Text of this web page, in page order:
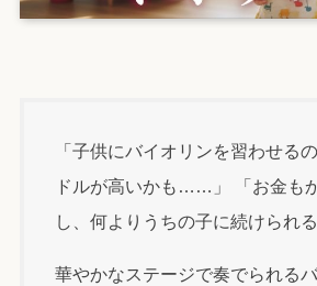
「子供にバイオリンを習わせる
ドルが高いかも……」 「お金も
し、何よりうちの子に続けられる
華やかなステージで奏でられる